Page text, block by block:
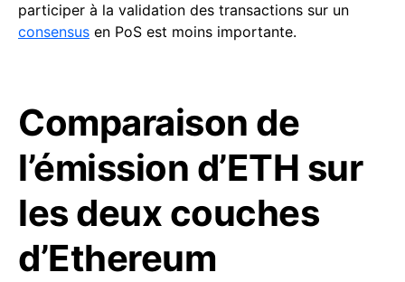
participer à la validation des transactions sur un
consensus en PoS est moins importante.
Comparaison de
l’émission d’ETH sur
les deux couches
d’Ethereum